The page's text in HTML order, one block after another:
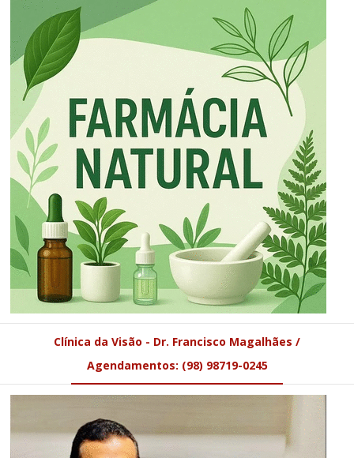
Clínica da Visão - Dr. Francisco Magalhães /
Agendamentos: (98) 98719-0245